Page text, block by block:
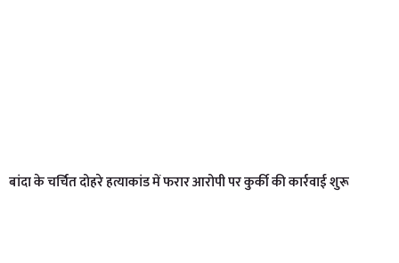
बांदा के चर्चित दोहरे हत्याकांड में फरार आरोपी पर कुर्की की कार्रवाई शुरू